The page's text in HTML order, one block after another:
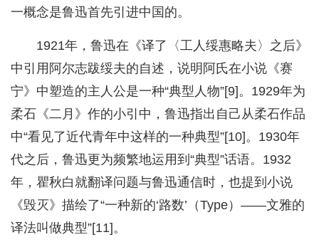
一概念是鲁迅首先引进中国的。
1921年，鲁迅在《译了〈工人绥惠略夫〉之后》
中引用阿尔志跋绥夫的自述，说明阿氏在小说《赛
宁》中塑造的主人公是一种“典型人物”[9]。1929年为
柔石《二月》作的小引中，鲁迅指出自己从柔石作品
中“看见了近代青年中这样的一种典型”[10]。1930年
代之后，鲁迅更为频繁地运用到“典型”话语。1932
年，瞿秋白就翻译问题与鲁迅通信时，也提到小说
《毁灭》描绘了“一种新的‘路数’（Type）——文雅的
译法叫做典型”[11]。